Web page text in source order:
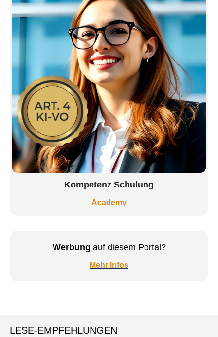
Kompetenz Schulung
Academy
Werbung auf diesem Portal?
Mehr Infos
LESE-EMPFEHLUNGEN